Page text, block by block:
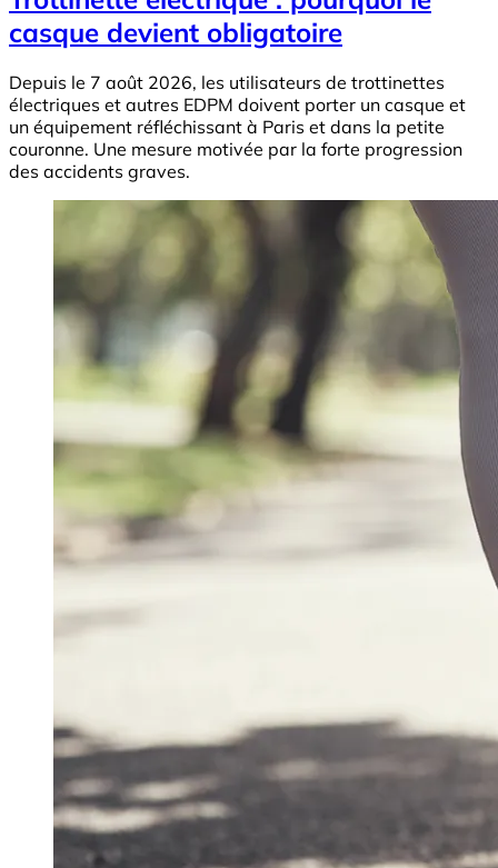
casque devient obligatoire
Depuis le 7 août 2026, les utilisateurs de trottinettes
électriques et autres EDPM doivent porter un casque et
un équipement réfléchissant à Paris et dans la petite
couronne. Une mesure motivée par la forte progression
des accidents graves.